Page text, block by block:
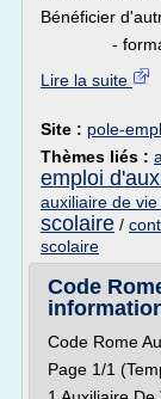
Bénéficier
- formation
Lire la suite
Site : pole-
Thèmes liés :
emploi
auxiliaire de
scolaire /
scolaire
Code
Code Rome
Page 1/1